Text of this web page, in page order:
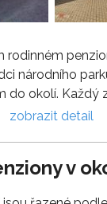
rodinném
národního
do okolí. Každý
zobrazit detail
v